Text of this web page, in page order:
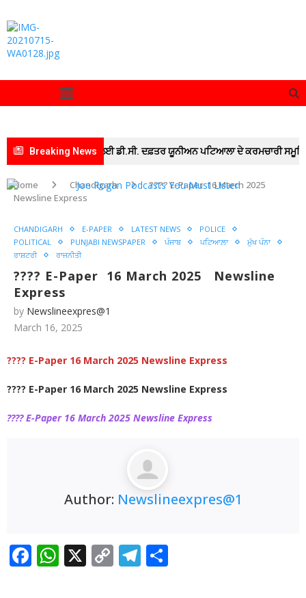
Breaking News
ਰੈਲੀ” ਵਿੱਚ ਸ਼ਾਮਲ ਹੋਣ ਲਈ ਡੀ.ਸੀ. ਦਫ਼ਤਰ ਯੂਨੀਅਨ ਪਟਿਆਲਾ ਦੇ ਕਰਮਚਾਰੀ
Home Chandigarh
???? E-Paper 16 March 2025
Newsline Express
CHANDIGARH E-PAPER LATEST NEWS
POLICE
POLITICAL
PUNJABI NEWSPAPER ਪੰਜਾਬ ਪਟਿਆਲ਼ਾ
ਮੁੱਖ ਪੰਨਾ
ਰਾਸ਼ਟਰੀ
ਰਾਜਨੀਤੀ
???? E-Paper 16 March 2025 Newsline
Express
by Newslineexpres@1
March 16, 2025
???? E-Paper 16 March 2025 Newsline Express
???? E-Paper 16 March 2025 Newsline Express
???? E-Paper 16 March 2025 Newsline Express
Author: Newslineexpres@1
Facebook
WhatsApp
X CopyTelegram